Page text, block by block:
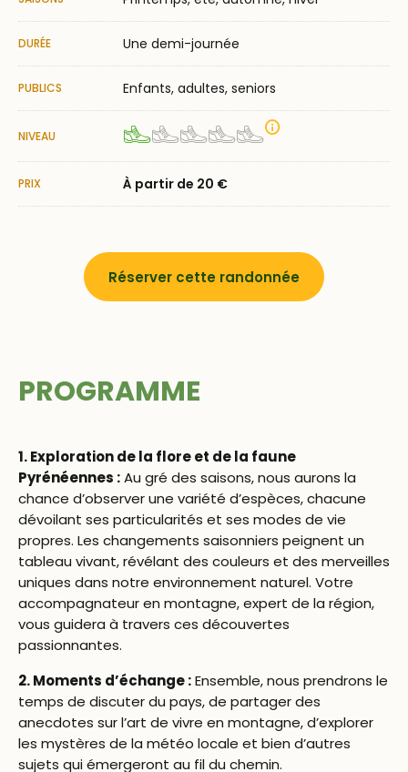
DURÉE Une demi-journée
PUBLICS enfants, adultes, seniors
NIVEAU Niveau physique 1 sur 5
Plus
PRIX À partir de 20 €
Réserver cette randonnée
PROGRAMME
1. Exploration de la flore et de la faune
Pyrénéennes :Au gré des saisons, nous aurons la
chance d’observer une variété d’espèces, chacune
dévoilant ses particularités et ses modes de vie
propres. Les changements saisonniers peignent un
tableau vivant, révélant des couleurs et des merveilles
uniques dans notre environnement naturel. Votre
accompagnateur en montagne, expert de la région,
vous guidera à travers ces découvertes
passionnantes.
2. Moments d’échange :Ensemble, nous prendrons le
temps de discuter du pays, de partager des
anecdotes sur l’art de vivre en montagne, d’explorer
les mystères de la météo locale et bien d’autres
sujets qui émergeront au fil du chemin.